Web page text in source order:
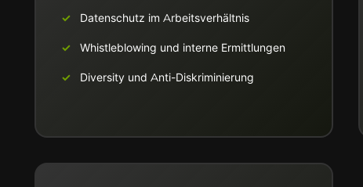
Datenschutz im Arbeitsverhältnis
Whistleblowing und interne Ermittlungen
Diversity und Anti-Diskriminierung